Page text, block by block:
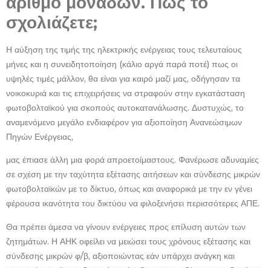
σχολιάζετε;
Η αύξηση της τιμής της ηλεκτρικής ενέργειας τους τελευταίους
μήνες και η συνειδητοποίηση (κάλιο αργά παρά ποτέ) πως οι
υψηλές τιμές μάλλον, θα είναι για καιρό μαζί μας, οδήγησαν τα
νοικοκυριά και τις επιχειρήσεις να στραφούν στην εγκατάσταση
φωτοβολταϊκού για σκοπούς αυτοκατανάλωσης. Δυστυχώς, το
αναμενόμενο μεγάλο ενδιαφέρον για αξιοποίηση Ανανεώσιμων
Πηγών Ενέργειας,
μας έπιασε άλλη μια φορά απροετοίμαστους. Φανέρωσε αδυναμίες
σε σχέση με την ταχύτητα εξέτασης αιτήσεων και σύνδεσης μικρών
φωτοβολταϊκών με το δίκτυο, όπως και αναφορικά με την εν γένει
φέρουσα ικανότητα του δικτύου να φιλοξενήσει περισσότερες ΑΠΕ.
Θα πρέπει άμεσα να γίνουν ενέργειες προς επίλυση αυτών των
ζητημάτων. Η ΑΗΚ οφείλει να μειώσει τους χρόνους εξέτασης και
σύνδεσης μικρών φ/β, αξιοποιώντας εάν υπάρχει ανάγκη και